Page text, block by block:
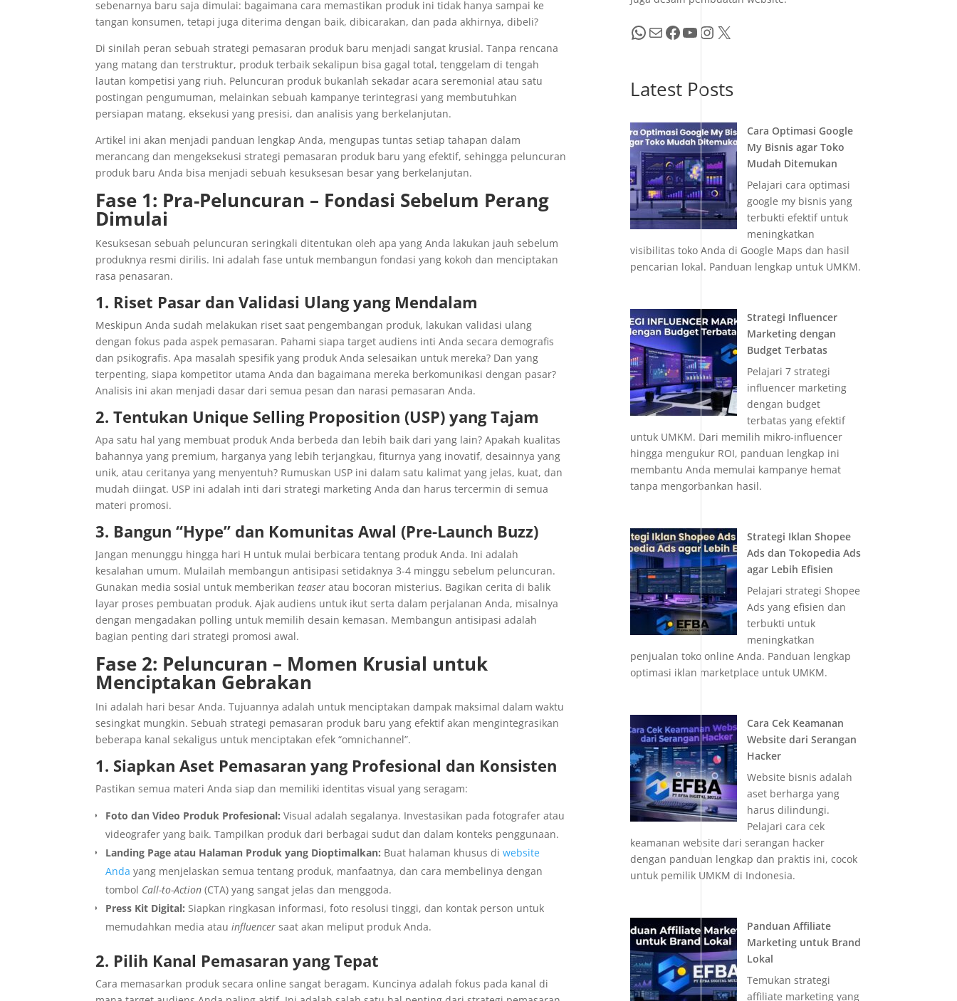
sebenarnya baru saja dimulai: bagaimana cara memastikan produk ini tidak hanya sampai ke
tangan konsumen, tetapi juga diterima dengan baik, dibicarakan, dan pada akhirnya, dibeli?
Di sinilah peran sebuah strategi pemasaran produk baru menjadi sangat krusial. Tanpa rencana
yang matang dan terstruktur, produk terbaik sekalipun bisa gagal total, tenggelam di tengah
lautan kompetisi yang riuh. Peluncuran produk bukanlah sekadar acara seremonial atau satu
postingan pengumuman, melainkan sebuah kampanye terintegrasi yang membutuhkan
persiapan matang, eksekusi yang presisi, dan analisis yang berkelanjutan.
Artikel ini akan menjadi panduan lengkap Anda, mengupas tuntas setiap tahapan dalam
merancang dan mengeksekusi strategi pemasaran produk baru yang efektif, sehingga peluncuran
produk baru Anda bisa menjadi sebuah kesuksesan besar yang berkelanjutan.
Fase 1: Pra-Peluncuran – Fondasi Sebelum Perang
Dimulai
Kesuksesan sebuah peluncuran seringkali ditentukan oleh apa yang Anda lakukan jauh sebelum
produknya resmi dirilis. Ini adalah fase untuk membangun fondasi yang kokoh dan menciptakan
rasa penasaran.
1. Riset Pasar dan Validasi Ulang yang Mendalam
Meskipun Anda sudah melakukan riset saat pengembangan produk, lakukan validasi ulang
dengan fokus pada aspek pemasaran. Pahami siapa target audiens inti Anda secara demografis
dan psikografis. Apa masalah spesifik yang produk Anda selesaikan untuk mereka? Dan yang
terpenting, siapa kompetitor utama Anda dan bagaimana mereka berkomunikasi dengan pasar?
Analisis ini akan menjadi dasar dari semua pesan dan narasi pemasaran Anda.
2. Tentukan Unique Selling Proposition (USP) yang Tajam
Apa satu hal yang membuat produk Anda berbeda dan lebih baik dari yang lain? Apakah kualitas
bahannya yang premium, harganya yang lebih terjangkau, fiturnya yang inovatif, desainnya yang
unik, atau ceritanya yang menyentuh? Rumuskan USP ini dalam satu kalimat yang jelas, kuat, dan
mudah diingat. USP ini adalah inti dari strategi marketing Anda dan harus tercermin di semua
materi promosi.
3. Bangun “Hype” dan Komunitas Awal (Pre-Launch Buzz)
Jangan menunggu hingga hari H untuk mulai berbicara tentang produk Anda. Ini adalah
kesalahan umum. Mulailah membangun antisipasi setidaknya 3-4 minggu sebelum peluncuran.
Gunakan media sosial untuk memberikanteaser atau bocoran misterius. Bagikan cerita di balik
layar proses pembuatan produk. Ajak audiens untuk ikut serta dalam perjalanan Anda, misalnya
dengan mengadakan polling untuk memilih desain kemasan. Membangun antisipasi adalah
bagian penting dari strategi promosi awal.
Fase 2: Peluncuran – Momen Krusial untuk
Menciptakan Gebrakan
Ini adalah hari besar Anda. Tujuannya adalah untuk menciptakan dampak maksimal dalam waktu
sesingkat mungkin. Sebuah strategi pemasaran produk baru yang efektif akan mengintegrasikan
beberapa kanal sekaligus untuk menciptakan efek “omnichannel”.
1. Siapkan Aset Pemasaran yang Profesional dan Konsisten
Pastikan semua materi Anda siap dan memiliki identitas visual yang seragam:
Foto dan Video Produk Profesional: Visual adalah segalanya. Investasikan pada fotografer atau
videografer yang baik. Tampilkan produk dari berbagai sudut dan dalam konteks penggunaan.
Landing Page atau Halaman Produk yang Dioptimalkan: Buat halaman khusus diwebsite
Anda yang menjelaskan semua tentang produk, manfaatnya, dan cara membelinya dengan
tombol Call-to-Action (CTA) yang sangat jelas dan menggoda.
Press Kit Digital: Siapkan ringkasan informasi, foto resolusi tinggi, dan kontak person untuk
memudahkan media atauinfluencer saat akan meliput produk Anda.
2. Pilih Kanal Pemasaran yang Tepat
Cara memasarkan produk secara online sangat beragam. Kuncinya adalah fokus pada kanal di
WhatsApp Mail Facebook YouTube InstagramX
Latest Posts
Cara Optimasi Google
My Bisnis agar Toko
Mudah Ditemukan
Pelajari cara optimasi
google my bisnis yang
terbukti efektif untuk
meningkatkan
visibilitas toko Anda di Google Maps dan hasil
pencarian lokal. Panduan lengkap untuk UMKM.
Strategi Influencer
Marketing dengan
Budget Terbatas
Pelajari 7 strategi
influencer marketing
dengan budget
terbatas yang efektif
untuk UMKM. Dari memilih mikro-influencer
hingga mengukur ROI, panduan lengkap ini
membantu Anda memulai kampanye hemat
tanpa mengorbankan hasil.
Strategi Iklan Shopee
Ads dan Tokopedia Ads
agar Lebih Efisien
Pelajari strategi Shopee
Ads yang efisien dan
terbukti untuk
meningkatkan
penjualan toko online Anda. Panduan lengkap
optimasi iklan marketplace untuk UMKM.
Cara Cek Keamanan
Website dari Serangan
Hacker
Website bisnis adalah
aset berharga yang
harus dilindungi.
Pelajari cara cek
keamanan website dari serangan hacker
dengan panduan lengkap dan praktis ini, cocok
untuk pemilik UMKM di Indonesia.
Panduan Affiliate
Marketing untuk Brand
Lokal
Temukan strategi
affiliate marketing yang